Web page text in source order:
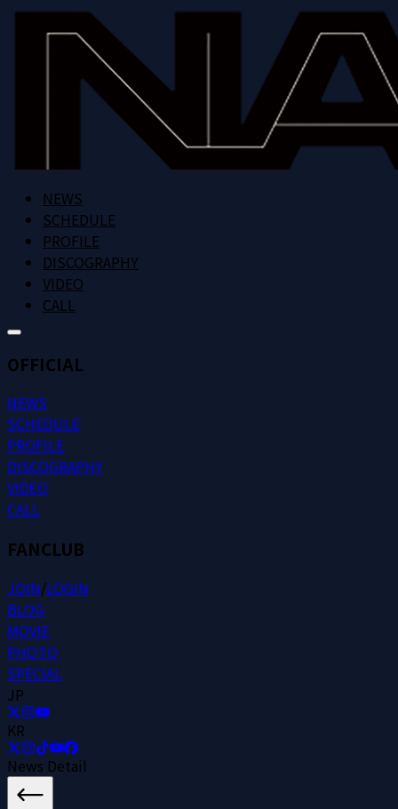
NEWS
SCHEDULE
PROFILE
DISCOGRAPHY
VIDEO
CALL
OFFICIAL
NEWS
SCHEDULE
PROFILE
DISCOGRAPHY
VIDEO
CALL
FANCLUB
JOIN/LOGIN
BLOG
MOVIE
PHOTO
SPECIAL
JP
KR
News Detail